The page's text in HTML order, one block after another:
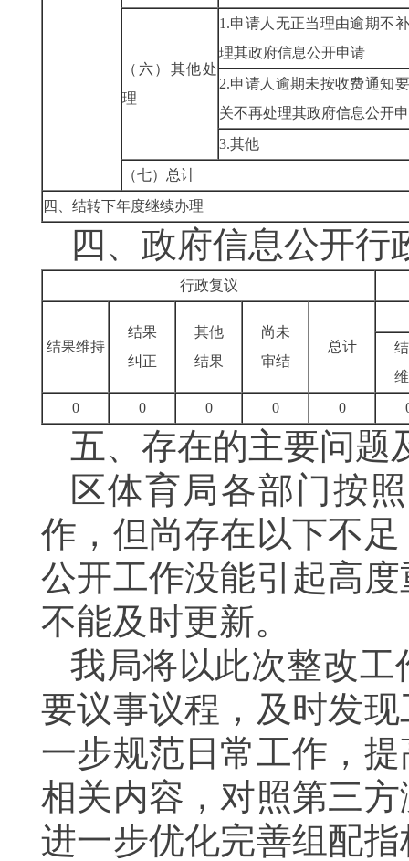
（六）其他处
理
1.申请人无正当理由逾期不
理其政府信息公开申请
2.申请人逾期未按收费通知
关不再处理其政府信息公开
3.其他
（七）总计
四、结转下年度继续办理
四、政府信息公开行
行政复议
结果维持
结果
纠正
其他
结果
尚未
审结
总计
0
0 0 0 0
五、存在的主要问题
区体育局各部门按
作，但尚存在以下不
公开工作没能引起高
不能及时更新。
我局将以此次整改
要议事议程，及时发
一步规范日常工作，
相关内容，对照第三
进一步优化完善组配